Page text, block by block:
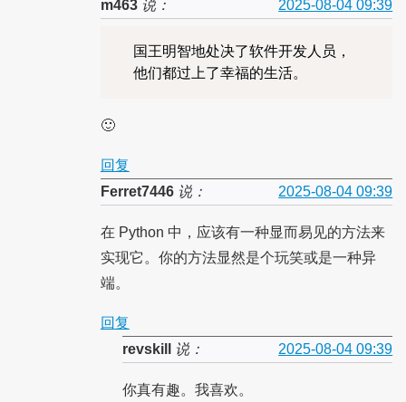
m463说： 2025-08-04 09:39
  国王明智地处决了软件开发人员，
🙂
回复
Ferret7446说： 2025-08-04 09:39
在 Python 中，应该有一种显而易见的方法来
实现它。你的方法显然是个玩笑或是一种异
端。
回复
revskill
说： 2025-08-04 09:39
你真有趣。我喜欢。